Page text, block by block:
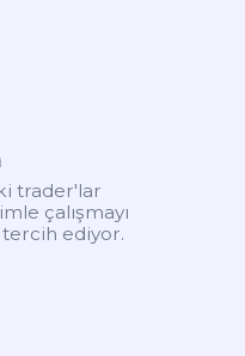
trader'lar
çalışmayı
tercih ediyor.